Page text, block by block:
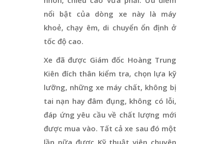
nổi bật của dòng xe này là máy
khoẻ, chạy êm, di chuyển ổn định ở
tốc độ cao.
Xe đã được Giám đốc Hoàng Trung
Kiên đích thân kiểm tra, chọn lựa kỹ
lưỡng, những xe máy chất, không bị
tai nạn hay đâm đụng, không có lỗi,
đáp ứng yêu cầu về chất lượng mới
được mua vào. Tất cả xe sau đó một
lần nữa được Kỹ thuật viên chuyên